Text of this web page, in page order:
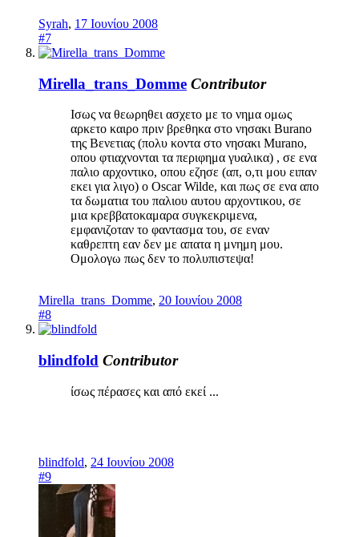
Syrah, 17 Ιουνίου 2008
#7
Mirella_trans_Domme Contributor
Ισως να θεωρηθει ασχετο με το νημα ομως
αρκετο καιρο πριν βρεθηκα στο νησακι Burano
της Βενετιας (πολυ κοντα στο νησακι Murano,
οπου φτιαχνονται τα περιφημα γυαλικα) , σε ενα
παλιο αρχοντικο, οπου εζησε (απ, ο,τι μου ειπαν
εκει για λιγο) ο Oscar Wilde, και πως σε ενα απο
τα δωματια του παλιου αυτου αρχοντικου, σε
μια κρεββατοκαμαρα συγκεκριμενα,
εμφανιζοταν το φαντασμα του, σε εναν
καθρεπτη εαν δεν με απατα η μνημη μου.
Ομολογω πως δεν το πολυπιστεψα!
Mirella_trans_Domme, 20 Ιουνίου 2008
#8
blindfold Contributor
ίσως πέρασες και από εκεί ...
blindfold, 24 Ιουνίου 2008
#9